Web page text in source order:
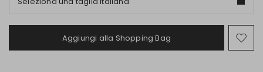
Aggiungi alla Shopping Bag